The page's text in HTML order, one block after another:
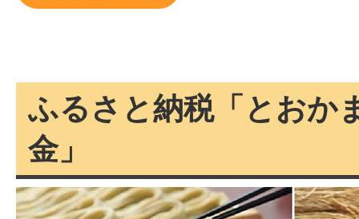
る
さ
と
ふるさと納税「とおか
金」